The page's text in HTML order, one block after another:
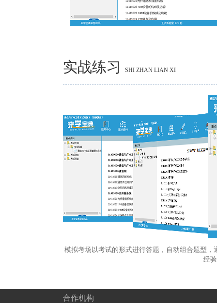
实战练习 SHI ZHAN LIAN XI
模拟考场以考试的形式进行答题，自动组合题型
经
合作机构